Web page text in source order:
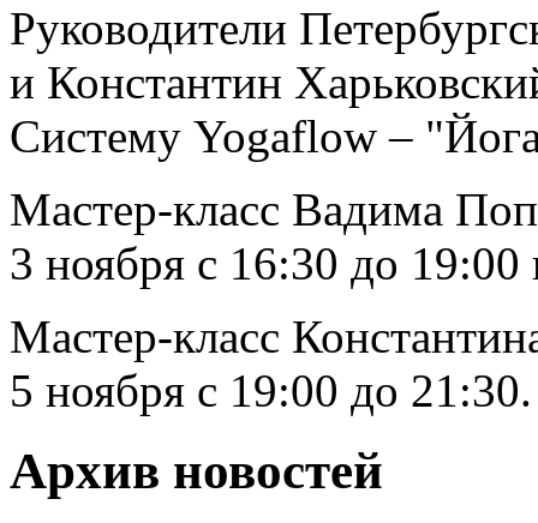
Руководители
и Константин
Систему Yogaflow –
Мастер-класс Вадима
3 ноября с 16:30 до
Мастер-класс
5 ноября с 19:00 до 21:30.
Архив новостей